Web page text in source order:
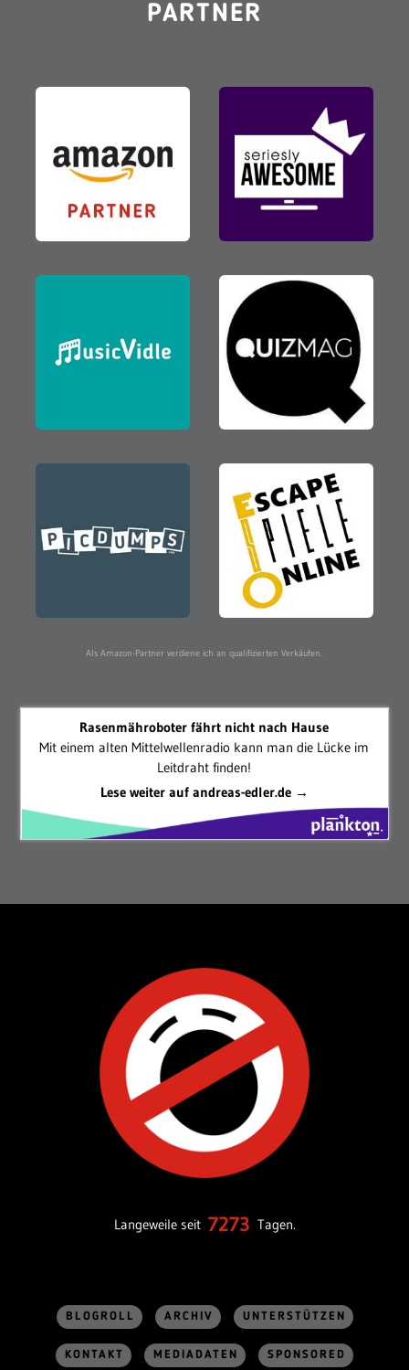
PARTNER
Als Amazon-Partner verdiene ich an qualifizierten Verkäufen.
Rasenmähroboter fährt nicht nach Hause
Mit einem alten Mittelwellenradio kann man die Lücke im
Leitdraht finden!
Lese weiter auf andreas-edler.de →
Langeweile seit 7273 Tagen.
BLOGROLL ARCHIV UNTERSTÜTZEN
KONTAKT MEDIADATEN SPONSORED